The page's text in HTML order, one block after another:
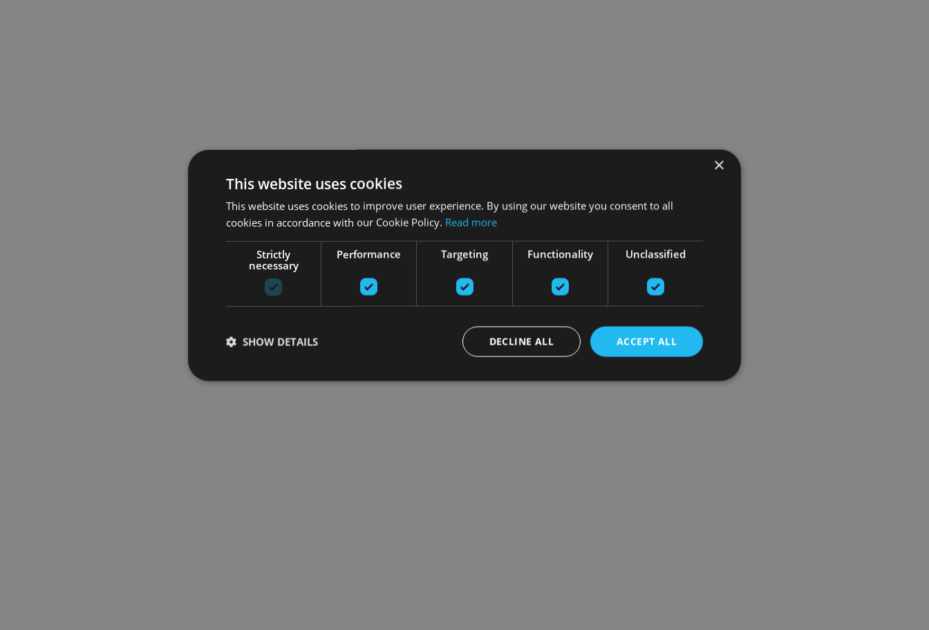
×
This website uses cookies
This website uses cookies to improve user experience. By using our website you consent to all
cookies in accordance with our Cookie Policy. Read more
Strictly
necessary
Performance Targeting Functionality Unclassified
ACCEPT ALL
DECLINE ALL
SHOW DETAILS